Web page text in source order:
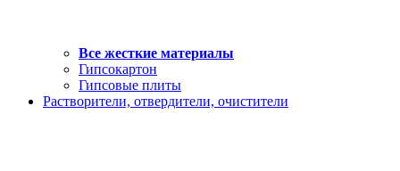
Все жесткие материалы
Гипсокартон
Гипсовые плиты
Растворители, отвердители, очистители